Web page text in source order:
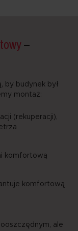
–
by budynek był
montaż:
(rekuperacji),
komfortową
komfortową
ale